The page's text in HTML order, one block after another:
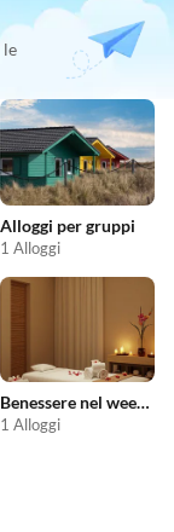
le
Alloggi per gruppi
1 Alloggi
Benessere nel weekend
1 Alloggi